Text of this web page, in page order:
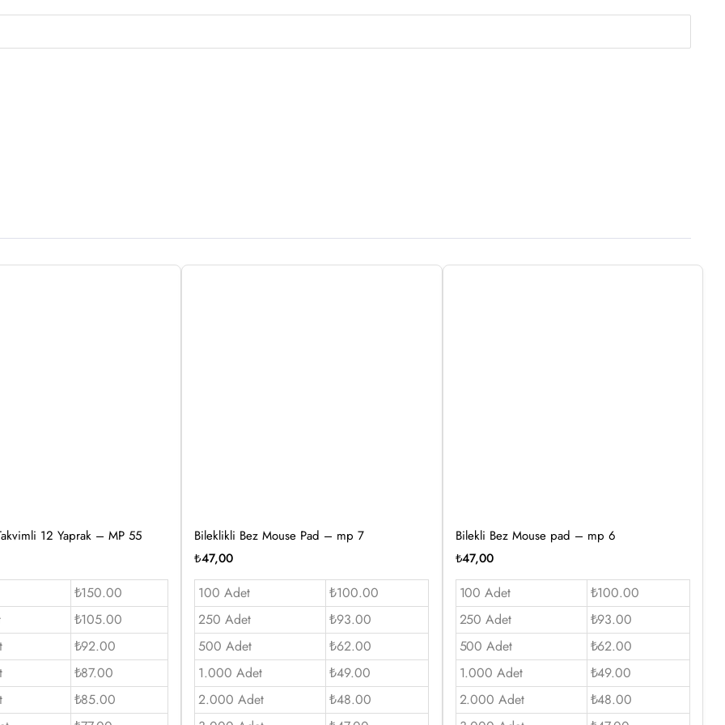
12 Yaprak – MP 55
₺150.00
₺105.00
₺92.00
₺87.00
₺85.00
Bileklikli Bez Mouse Pad – mp 7
₺47,00
100 Adet
₺100.00
250 Adet
₺93.00
500 Adet
₺62.00
1.000 Adet
₺49.00
2.000 Adet
₺48.00
Bilekli Bez Mouse pad – mp 6
₺47,00
100 Adet
₺100.00
250 Adet
₺93.00
500 Adet
₺62.00
1.000 Adet
₺49.00
2.000 Adet
₺48.00